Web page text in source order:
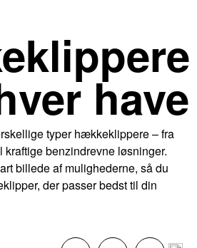
have
typer hækkeklippere – fra
kraftige benzindrevne løsninger.
billede af mulighederne, så du
der passer bedst til din